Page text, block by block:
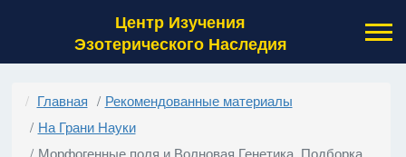
Центр Изучения
Эзотерического Наследия
Главная
Рекомендованные материалы
На Грани Науки
Морфогенные поля и Волновая Генетика. Подборка